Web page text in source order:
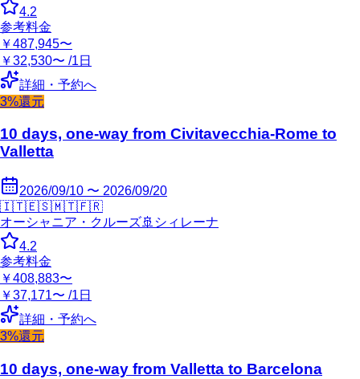
4.2
参考料金
￥487,945〜
￥32,530〜 /1日
詳細・予約へ
3%還元
10 days, one-way from Civitavecchia-Rome to
Valletta
2026/09/10 〜 2026/09/20
🇮🇹🇪🇸🇲🇹🇫🇷
オーシャニア・クルーズ🚢 シィレーナ
4.2
参考料金
￥408,883〜
￥37,171〜 /1日
詳細・予約へ
3%還元
10 days, one-way from Valletta to Barcelona